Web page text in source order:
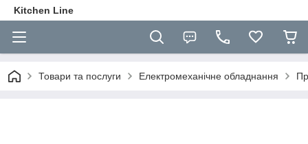
Kitchen Line
Товари та послуги Електромеханічне обладнання